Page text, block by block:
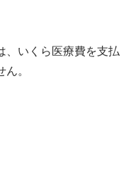
、いくら医療費を支払
。